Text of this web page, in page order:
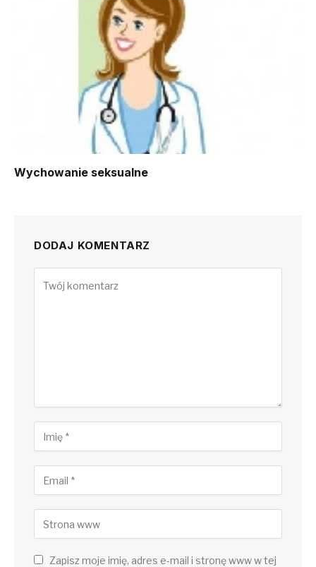
Wychowanie seksualne
DODAJ KOMENTARZ
Zapisz moje imię, adres e-mail i stronę www w tej